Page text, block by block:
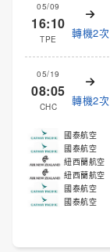
05/09
16:10
TPE 轉機2次
05/19
08:05
CHC 轉機2次
國泰航空
國泰航空
紐西蘭航空
紐西蘭航空
國泰航空
國泰航空